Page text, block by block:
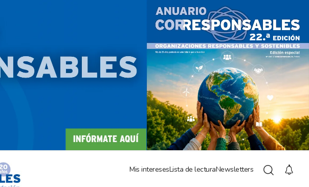
Mis interesesLista de lecturaNewsletters